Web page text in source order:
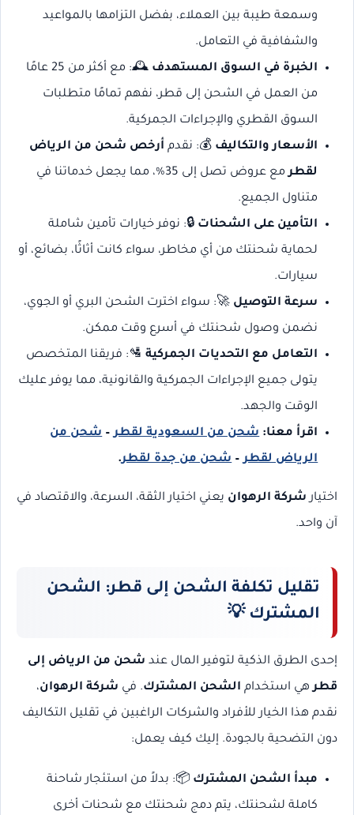
وسمعة طيبة بين العملاء، بفضل التزامها بالمواعيد
والشفافية في التعامل.
الخبرة في السوق المستهدف
🕰️: مع أكثر من 25 عامًا
من العمل في الشحن إلى قطر، نفهم تمامًا متطلبات
السوق القطري والإجراءات الجمركية.
الأسعار والتكاليف 💰: نقدم أرخص شحن من الرياض
لقطر
مع عروض تصل إلى 35%، مما يجعل خدماتنا في
متناول الجميع.
التأمين على الشحنات 🔒: نوفر خيارات تأمين شاملة
لحماية شحنتك من أي مخاطر، سواء كانت أثاثًا، بضائع، أو
سيارات.
سرعة التوصيل 🚀: سواء اخترت الشحن البري أو الجوي،
نضمن وصول شحنتك في أسرع وقت ممكن.
التعامل مع التحديات الجمركية🛂: فريقنا المتخصص
يتولى جميع الإجراءات الجمركية والقانونية، مما يوفر عليك
الوقت والجهد.
اقرأ معنا:شحن من السعودية لقطر–شحن من
الرياض لقطر–شحن من جدة لقطر.
اختيار شركة الرهوان يعني اختيار الثقة، السرعة، والاقتصاد في
آن واحد.
تقليل تكلفة الشحن إلى قطر: الشحن
المشترك 💡
إحدى الطرق الذكية لتوفير المال عند شحن من الرياض إلى
قطرهي استخدام الشحن المشترك. في شركة الرهوان،
نقدم هذا الخيار للأفراد والشركات الراغبين في تقليل التكاليف
دون التضحية بالجودة. إليك كيف يعمل:
مبدأ الشحن المشترك 📦: بدلاً من استئجار شاحنة
كاملة لشحنتك، يتم دمج شحنتك مع شحنات أخرى